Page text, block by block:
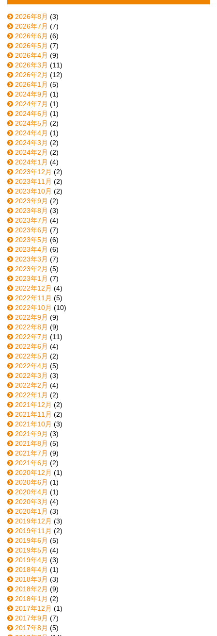
2026年8月 (3)
2026年7月 (7)
2026年6月 (6)
2026年5月 (7)
2026年4月 (9)
2026年3月 (11)
2026年2月 (12)
2026年1月 (5)
2024年9月 (1)
2024年7月 (1)
2024年6月 (1)
2024年5月 (2)
2024年4月 (1)
2024年3月 (2)
2024年2月 (2)
2024年1月 (4)
2023年12月 (2)
2023年11月 (2)
2023年10月 (2)
2023年9月 (2)
2023年8月 (3)
2023年7月 (4)
2023年6月 (7)
2023年5月 (6)
2023年4月 (6)
2023年3月 (7)
2023年2月 (5)
2023年1月 (7)
2022年12月 (4)
2022年11月 (5)
2022年10月 (10)
2022年9月 (9)
2022年8月 (9)
2022年7月 (11)
2022年6月 (4)
2022年5月 (2)
2022年4月 (5)
2022年3月 (3)
2022年2月 (4)
2022年1月 (2)
2021年12月 (2)
2021年11月 (2)
2021年10月 (3)
2021年9月 (3)
2021年8月 (5)
2021年7月 (9)
2021年6月 (2)
2020年12月 (1)
2020年6月 (1)
2020年4月 (1)
2020年3月 (4)
2020年1月 (3)
2019年12月 (3)
2019年11月 (2)
2019年6月 (5)
2019年5月 (4)
2019年4月 (3)
2018年4月 (1)
2018年3月 (3)
2018年2月 (9)
2018年1月 (2)
2017年12月 (1)
2017年9月 (7)
2017年8月 (5)